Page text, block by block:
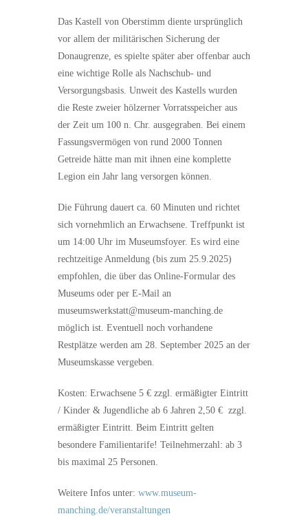
Das Kastell von Oberstimm diente ursprünglich
vor allem der militärischen Sicherung der
Donaugrenze, es spielte später aber offenbar auch
eine wichtige Rolle als Nachschub- und
Versorgungsbasis. Unweit des Kastells wurden
die Reste zweier hölzerner Vorratsspeicher aus
der Zeit um 100 n. Chr. ausgegraben. Bei einem
Fassungsvermögen von rund 2000 Tonnen
Getreide hätte man mit ihnen eine komplette
Legion ein Jahr lang versorgen können.
Die Führung dauert ca. 60 Minuten und richtet
sich vornehmlich an Erwachsene. Treffpunkt ist
um 14:00 Uhr im Museumsfoyer. Es wird eine
rechtzeitige Anmeldung (bis zum 25.9.2025)
empfohlen, die über das Online-Formular des
Museums oder per E-Mail an
museumswerkstatt@museum-manching.de
möglich ist. Eventuell noch vorhandene
Restplätze werden am 28. September 2025 an der
Museumskasse vergeben.
Kosten: Erwachsene 5 € zzgl. ermäßigter Eintritt
/ Kinder & Jugendliche ab 6 Jahren 2,50 € zzgl.
ermäßigter Eintritt. Beim Eintritt gelten
besondere Familientarife! Teilnehmerzahl: ab 3
bis maximal 25 Personen.
Weitere Infos unter: www.museum-
manching.de/veranstaltungen